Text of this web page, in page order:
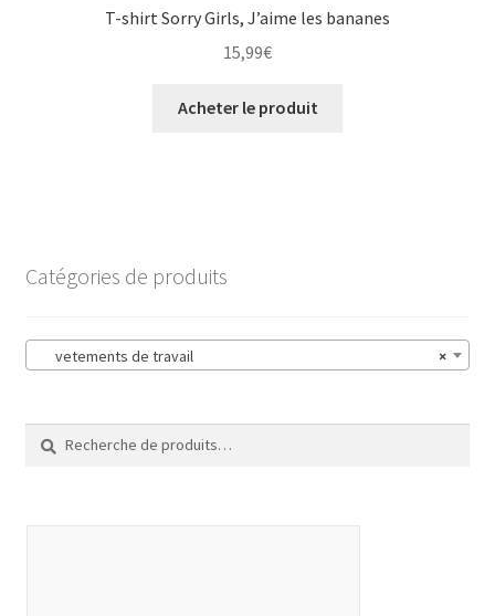
T-shirt Sorry Girls, J’aime les bananes
15,99€
Acheter le produit
Catégories de produits
×
vetements de travail
Recherche
pour :
Recherche